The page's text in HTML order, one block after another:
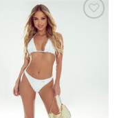
ulubionych